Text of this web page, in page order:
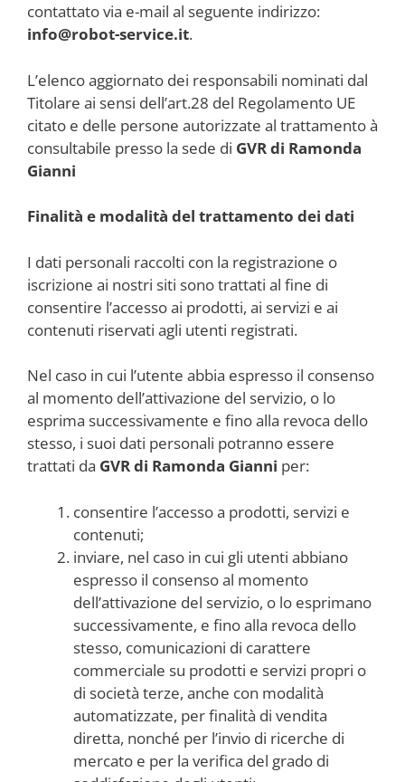
contattato via e-mail al seguente indirizzo:
info@robot-service.it.
L’elenco aggiornato dei responsabili nominati dal
Titolare ai sensi dell’art.28 del Regolamento UE
citato e delle persone autorizzate al trattamento à
consultabile presso la sede di GVR di Ramonda
Gianni
Finalità e modalità del trattamento dei dati
I dati personali raccolti con la registrazione o
iscrizione ai nostri siti sono trattati al fine di
consentire l’accesso ai prodotti, ai servizi e ai
contenuti riservati agli utenti registrati.
Nel caso in cui l’utente abbia espresso il consenso
al momento dell’attivazione del servizio, o lo
esprima successivamente e fino alla revoca dello
stesso, i suoi dati personali potranno essere
trattati da GVR di Ramonda Gianni per:
consentire l’accesso a prodotti, servizi e
contenuti;
inviare, nel caso in cui gli utenti abbiano
espresso il consenso al momento
dell’attivazione del servizio, o lo esprimano
successivamente, e fino alla revoca dello
stesso, comunicazioni di carattere
commerciale su prodotti e servizi propri o
di società terze, anche con modalità
automatizzate, per finalità di vendita
diretta, nonché per l’invio di ricerche di
mercato e per la verifica del grado di